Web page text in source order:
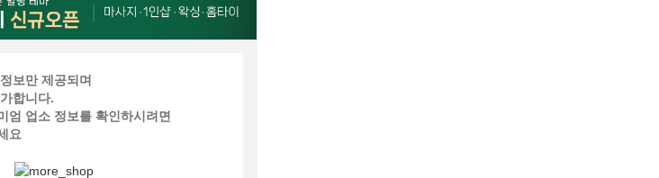
보만 제공되며
합니다.
엄 업소 정보를 확인하시려면
요